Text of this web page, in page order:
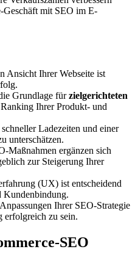
mit SEO im E-
Ansicht Ihrer Webseite ist
Grundlage fürzielgerichteten
Ihrer Produkt- und
Ladezeiten und einer
unterschätzen.
Maßnahmen ergänzen sich
zur Steigerung Ihrer
(UX) ist entscheidend
Kundenbindung.
Ihrer SEO-Strategie
erfolgreich zu sein.
SEO